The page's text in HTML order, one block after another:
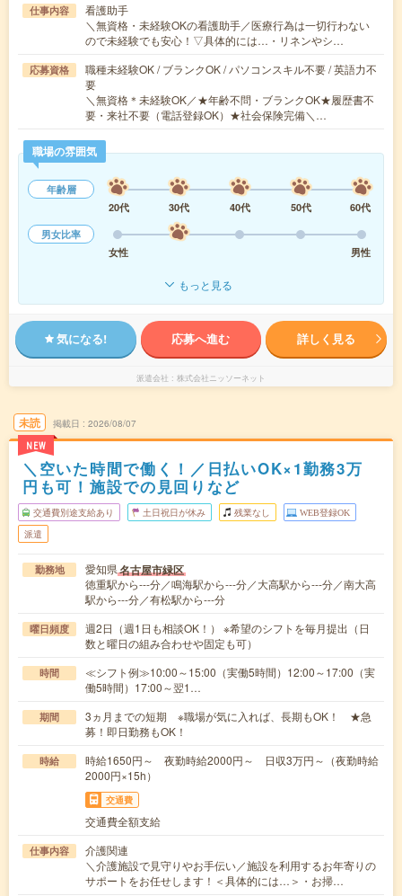
仕事内容
看護助手
＼無資格・未経験OKの看護助手／医療行為は一切行わない
ので未経験でも安心！▽具体的には…・リネンやシ…
応募資格
職種未経験OK / ブランクOK / パソコンスキル不要 / 英語力不
要
＼無資格＊未経験OK／★年齢不問・ブランクOK★履歴書不
要・来社不要（電話登録OK）★社会保険完備＼…
職場の雰囲気
年齢層
20代
30代 40代 50代
60代
男女比率
女性
男性
もっと見る
気になる! 応募へ進む 詳しく見る
派遣会社 株式会社ニッソーネット
未読
NEW
掲載日 2026/08/07
＼空いた時間で働く！／日払いOK×1勤務3万
円も可！施設での見回りなど
交通費別途支給あり 土日祝日が休み 残業なし WEB登録OK
派遣
勤務地 愛知県名古屋市緑区
徳重駅から---分／鳴海駅から---分／大高駅から---分／南大高
駅から---分／有松駅から---分
曜日頻度
週2日（週1日も相談OK！） ※希望のシフトを毎月提出（日
数と曜日の組み合わせや固定も可）
時間
≪シフト例≫10:00～15:00（実働5時間）12:00～17:00（実
働5時間）17:00～翌1…
期間
3ヵ月までの短期 ※職場が気に入れば、長期もOK！ ★急
募！即日勤務もOK！
時給
時給1650円～ 夜勤時給2000円～ 日収3万円～（夜勤時給
2000円×15h）
交通費
交通費全額支給
仕事内容
介護関連
＼介護施設で見守りやお手伝い／施設を利用するお年寄りの
サポートをお任せします！＜具体的には…＞・お掃…